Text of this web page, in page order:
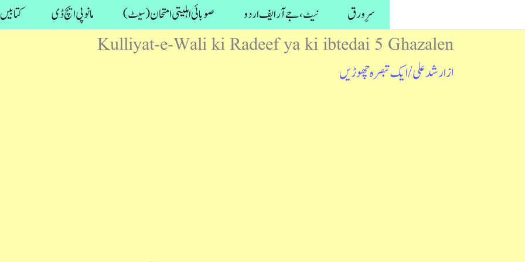
سرِ ورق نیٹ، جے آر ایف اردو صوبائی اہلیتی امتحان (سیٹ) مانو پی ایچ ڈی کتابیں
Kulliyat-e-Wali ki Radeef ya ki ibtedai 5 Ghazalen
ازارشد علی/ایک تبصرہ چھوڑیں